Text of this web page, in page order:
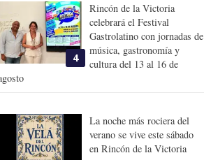
4
Rincón de la Victoria
celebrará el Festival
Gastrolatino con jornadas de
música, gastronomía y
cultura del 13 al 16 de
La noche más rociera del
verano se vive este sábado
en Rincón de la Victoria